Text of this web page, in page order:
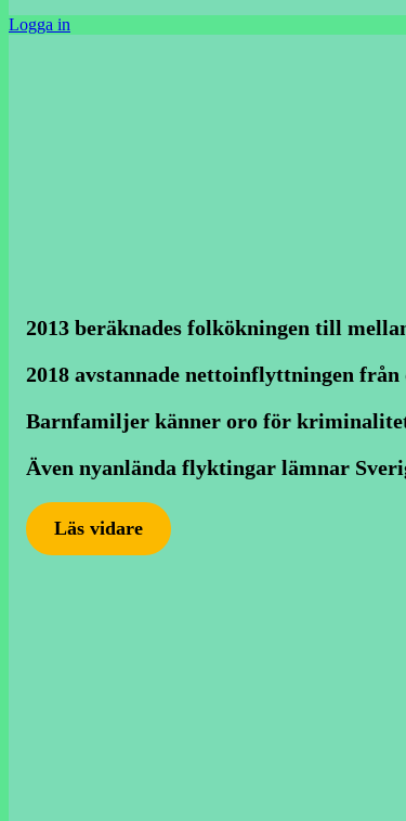
Logga in
2013 beräknades folkökningen till
2018 avstannade nettoinflyttningen från
Barnfamiljer känner oro för
Även nyanlända flyktingar lämnar
Läs vidare